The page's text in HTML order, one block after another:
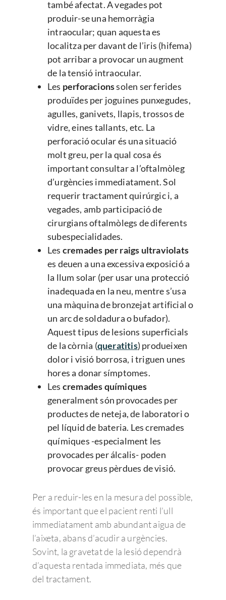
també afectat. A vegades pot
produir-se una hemorràgia
intraocular; quan aquesta es
localitza per davant de l’iris (hifema)
pot arribar a provocar un augment
de la tensió intraocular.
Les perforacionssolen ser ferides
produïdes per joguines punxegudes,
agulles, ganivets, llapis, trossos de
vidre, eines tallants, etc. La
perforació ocular és una situació
molt greu, per la qual cosa és
important consultar a l’oftalmòleg
d’urgències immediatament. Sol
requerir tractament quirúrgic i, a
vegades, amb participació de
cirurgians oftalmòlegs de diferents
subespecialidades.
Les cremades per raigs ultraviolats
es deuen a una excessiva exposició a
la llum solar (per usar una protecció
inadequada en la neu, mentre s’usa
una màquina de bronzejat artificial o
un arc de soldadura o bufador).
Aquest tipus de lesions superficials
de la còrnia (queratitis) produeixen
dolor i visió borrosa, i triguen unes
hores a donar símptomes.
Les cremades químiques
generalment són provocades per
productes de neteja, de laboratori o
pel líquid de bateria. Les cremades
químiques -especialment les
provocades per álcalis- poden
provocar greus pèrdues de visió.
Per a reduir-les en la mesura del possible,
és important que el pacient renti l’ull
immediatament amb abundant aigua de
l’aixeta, abans d’acudir a urgències.
Sovint, la gravetat de la lesió dependrà
d’aquesta rentada immediata, més que
del tractament.
Enfermedades
Córnea
Conjuntivitis
Ojo seco
Síndrome de Sjörgen
Patologías
Pterigion
Queratocono
Retina y mácula
Daltonismo
Retinopatía
Degeneración
Retinopatía del
Desprendimiento de
Trastornos comunes
Miopía,
astigmatismo
Cataratas
Oftalmología pedriática
Estrabismo
Ojo vago
Terapias visuales
Tratamientos
Cirugía de las Cataratas
Cirugía de la presbicia
Cirugía oculoplástica
Ergoftalmología
Admira Visión
Quienes somos
Equipo directivo
¿Por qué elegir Admira
Equipo de profesionales
Blog
Últimas noticias
Consejos de salud
Responsabilidad Social
Corporativa
Member of
Contacto
Pide cita